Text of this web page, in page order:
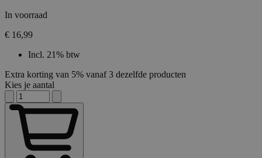
In voorraad
€ 16,99
Incl. 21% btw
Extra korting van 5% vanaf 3 dezelfde producten
Kies je aantal